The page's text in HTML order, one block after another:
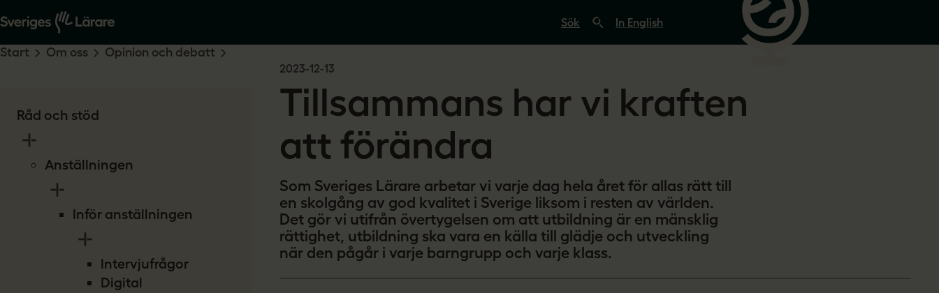
ö
p
i
r
a
r
e
s
e
In English
Råd och stöd
Anställningen
Inför anställningen
Intervjufrågor
Digital
Start Om oss Opinion och debatt
2023-12-13
Tillsammans har vi kraften
att förändra
Som Sveriges Lärare arbetar vi varje dag hela året för allas rätt till
en skolgång av god kvalitet i Sverige liksom i resten av världen.
Det gör vi utifrån övertygelsen om att utbildning är en mänsklig
rättighet, utbildning ska vara en källa till glädje och utveckling
när den pågår i varje barngrupp och varje klass.